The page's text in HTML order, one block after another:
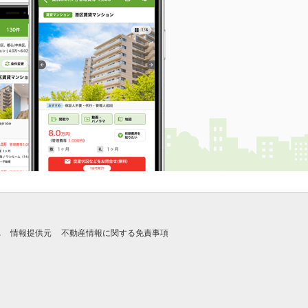
情報提供元 不動産情報に関する免責事項